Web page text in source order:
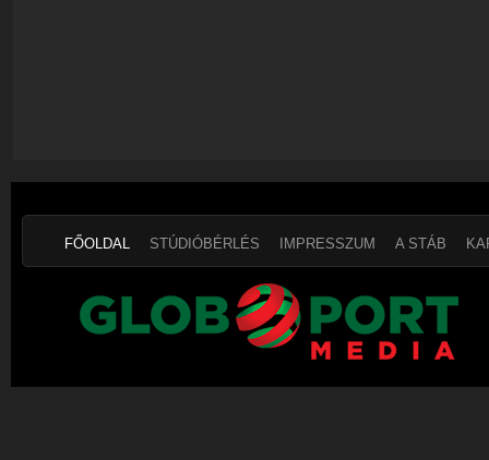
FŐOLDAL STÚDIÓBÉRLÉS IMPRESSZUM A STÁB